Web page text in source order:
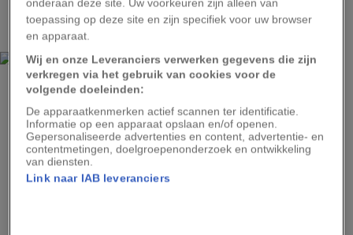
van de populairste sites van de Mexicaanse
archeologie.
FERRANTRAITE/GETTY IMAGES
voorgrond het paleis, en daarachter de tempel van de inscripties.
Eerder al, in de zestiende en zeventiende eeuw,
kregen Spaanse wetenschappers en
onderaan deze site. Uw voorkeuren zijn alleen van
toepassing op deze site en zijn specifiek voor uw browser
en apparaat.
Wij en onze Leveranciers verwerken gegevens die zijn
verkregen via het gebruik van cookies voor de
volgende doeleinden:
De apparaatkenmerken actief scannen ter identificatie.
Informatie op een apparaat opslaan en/of openen.
Gepersonaliseerde advertenties en content, advertentie- en
contentmetingen, doelgroepenonderzoek en ontwikkeling
van diensten.
Link naar IAB leveranciers